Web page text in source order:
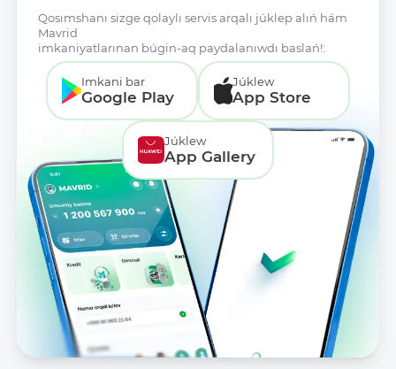
Qosımshanı sizge qolaylı servis arqalı júklep alıń hám
Mavrid
imkaniyatlarınan búgin-aq paydalanıwdı baslań!:
Imkani bar
Google Play
Júklew
App Store
Júklew
App Gallery